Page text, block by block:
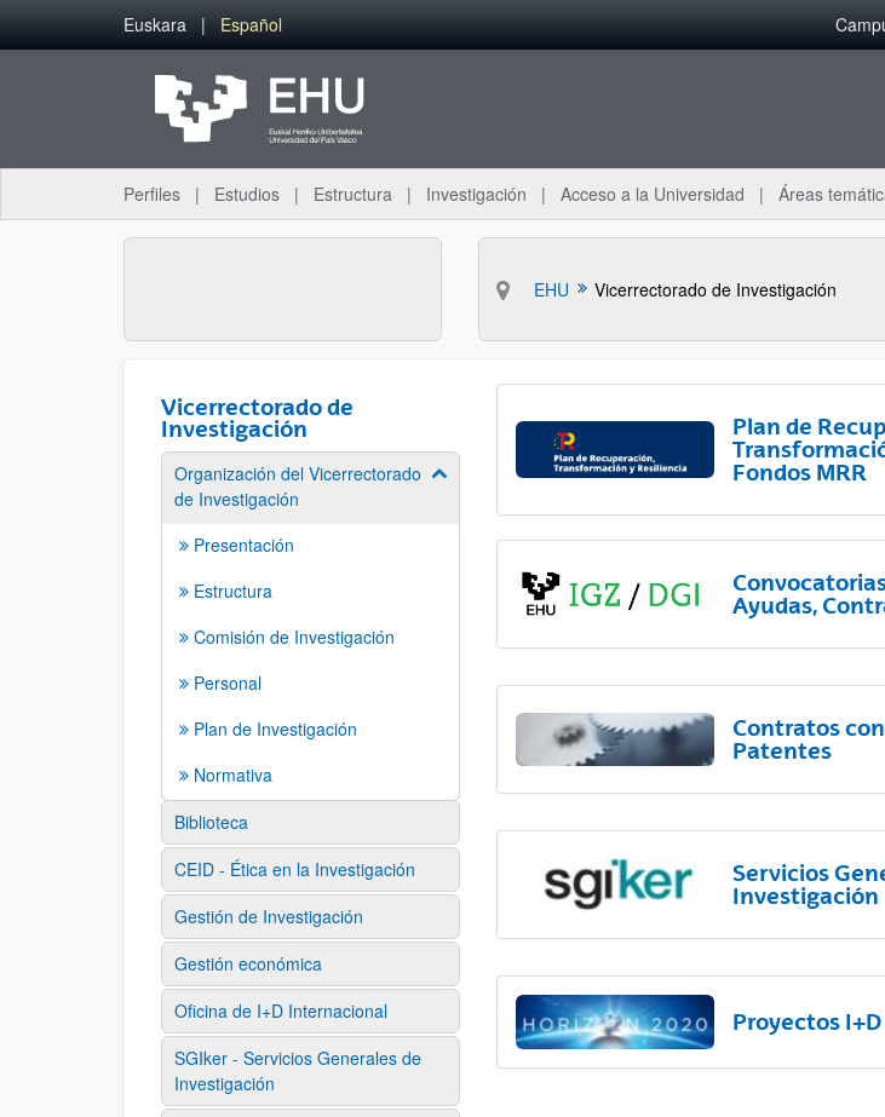
Saltar al contenido principal
Euskara Español
Perfiles Estudios Estructura Investigación Acceso a la Universidad Áreas
EHU Vicerrectorado de Investigación
Vicerrectorado de
Investigación
Organización del Vicerrectorado
de Investigación
Mostrar/ocultar subpáginas
Presentación
Estructura
Comisión de Investigación
Personal
Plan de Investigación
Normativa
Biblioteca
CEID - Ética en la Investigación
Gestión de Investigación
Gestión económica
Oficina de I+D Internacional
SGIker - Servicios Generales de
Investigación
Plan de
Fondos MRR
Ayudas,
Contratos
Patentes
Servicios
Investigación
Proyectos